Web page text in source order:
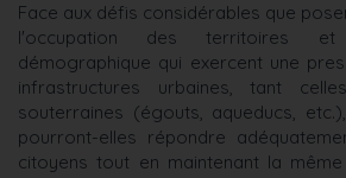
Face aux défis considérables que
l'occupation des territoires
démographique qui exercent une
infrastructures urbaines, tant
souterraines (égouts, aqueducs,
pourront-elles répondre
citoyens tout en maintenant la